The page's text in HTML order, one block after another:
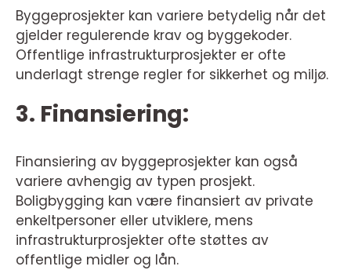
Byggeprosjekter kan variere betydelig når det
gjelder regulerende krav og byggekoder.
Offentlige infrastrukturprosjekter er ofte
underlagt strenge regler for sikkerhet og miljø.
3. Finansiering:
Finansiering av byggeprosjekter kan også
variere avhengig av typen prosjekt.
Boligbygging kan være finansiert av private
enkeltpersoner eller utviklere, mens
infrastrukturprosjekter ofte støttes av
offentlige midler og lån.